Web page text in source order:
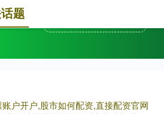
户开户,股市如何配资,直接配资官网
题